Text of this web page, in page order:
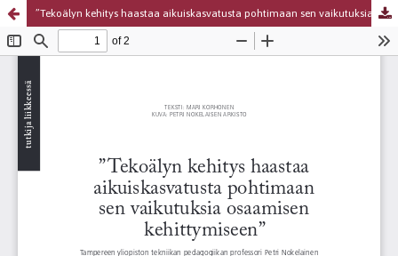
”Tekoälyn kehitys haastaa aikuiskasvatusta pohtimaan sen vaikutuksia osaamisen kehittymiseen”
Palvelua ylläpitää